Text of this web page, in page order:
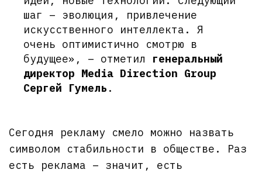
шаг – эволюция, привлечение
искусственного интеллекта. Я
очень оптимистично смотрю в
будущее», – отметил генеральный
директор Media Direction Group
Сергей Гумель .
Сегодня рекламу смело можно назвать
символом стабильности в обществе. Раз
есть реклама – значит, есть